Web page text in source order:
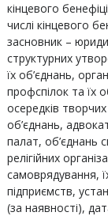
кінцевого
числі кінцевого
засновник –
структурних
їх об’єднань,
профспілок та їх
осередків
об’єднань,
палат, об’єднань
релігійних
самоврядування,
підприємств,
(за наявності),